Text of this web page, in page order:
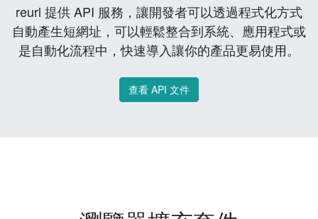
reurl 提供 API 服務，讓開發者可以透過程式化方式
自動產生短網址，可以輕鬆整合到系統、應用程式或
是自動化流程中，快速導入讓你的產品更易使用。
查看 API 文件